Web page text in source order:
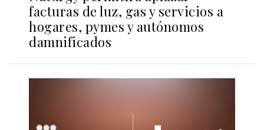
facturas de luz, gas y servicios a
hogares, pymes y autónomos
damnificados